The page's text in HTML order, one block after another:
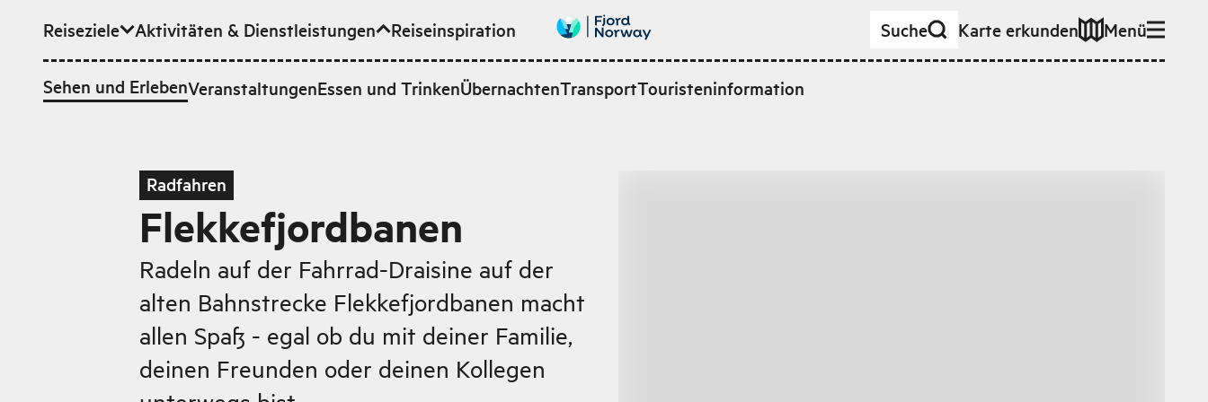
Zum Hauptinhalt
Reiseziele Aktivitäten & Dienstleistungen
Sehen und ErlebenVeranstaltungenEssen und TrinkenÜbernachtenTransportTouristeninformation
Reiseinspiration Suche Karte erkunden Menü
Radfahren
Flekkefjordbanen
Radeln auf der Fahrrad-Draisine auf der
alten Bahnstrecke Flekkefjordbanen macht
allen Spaß - egal ob du mit deiner Familie,
deinen Freunden oder deinen Kollegen